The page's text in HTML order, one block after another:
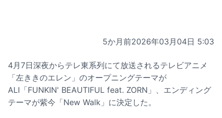
5か月前2026年03月04日 5:03
4月7日深夜からテレ東系列にて放送されるテレビアニメ
「左ききのエレン」のオープニングテーマが
ALI「FUNKIN' BEAUTIFUL feat. ZORN」、エンディング
テーマが紫今「New Walk」に決定した。